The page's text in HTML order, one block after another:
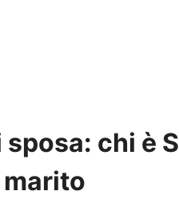
sposa: chi è